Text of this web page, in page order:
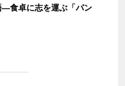
―食卓に志を運ぶ「パン